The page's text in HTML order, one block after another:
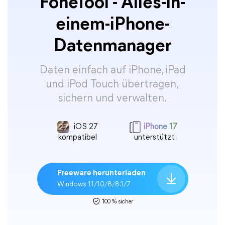
einem-iPhone-
Datenmanager
Daten einfach auf iPhone, iPad
und iPod Touch übertragen,
sichern und verwalten.
iOS 27
kompatibel
iPhone 17
unterstützt
Freeware herunterladen
Windows 11/10/8/8.1/7
100 % sicher